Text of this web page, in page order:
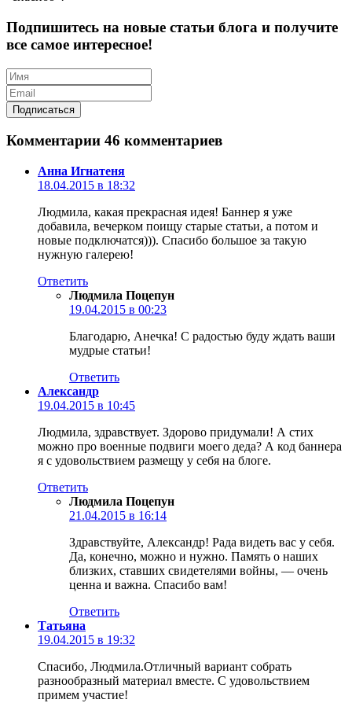
Подпишитесь на новые статьи блога и получите
все самое интересное!
Комментарии 46 комментариев
Анна Игнатеня
18.04.2015 в 18:32
Людмила, какая прекрасная идея! Баннер я уже
добавила, вечерком поищу старые статьи, а потом и
новые подключатся))). Спасибо большое за такую
нужную галерею!
Ответить
Людмила Поцепун
19.04.2015 в 00:23
Благодарю, Анечка! С радостью буду ждать ваши
мудрые статьи!
Ответить
Александр
19.04.2015 в 10:45
Людмила, здравствует. Здорово придумали! А стих
можно про военные подвиги моего деда? А код баннера
я с удовольствием размещу у себя на блоге.
Ответить
Людмила Поцепун
21.04.2015 в 16:14
Здравствуйте, Александр! Рада видеть вас у себя.
Да, конечно, можно и нужно. Память о наших
близких, ставших свидетелями войны, — очень
ценна и важна. Спасибо вам!
Ответить
Татьяна
19.04.2015 в 19:32
Спасибо, Людмила.Отличный вариант собрать
разнообразный материал вместе. С удовольствием
примем участие!